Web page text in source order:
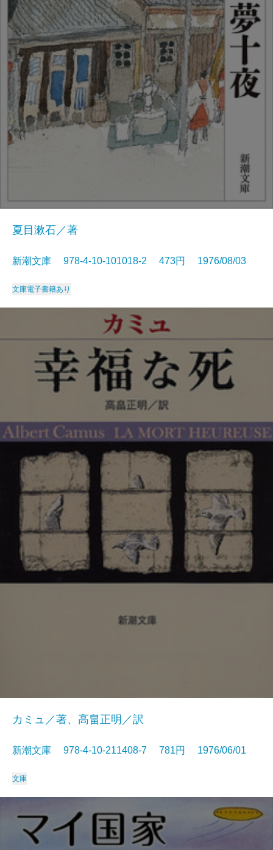
夏目漱石／著
新潮文庫 978-4-10-101018-2 473円 1976/08/03
文庫電子書籍あり
カミュ／著、高畠正明／訳
新潮文庫 978-4-10-211408-7 781円 1976/06/01
文庫